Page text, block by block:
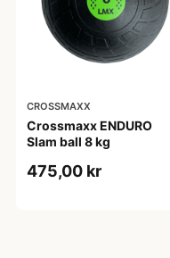
CROSSMAXX
Crossmaxx ENDURO
Slam ball 8 kg
475,00 kr